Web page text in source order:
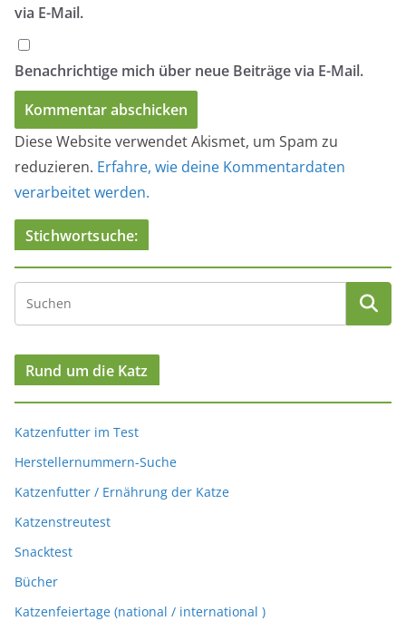
via E-Mail.
Benachrichtige mich über neue Beiträge via E-Mail.
Diese Website verwendet Akismet, um Spam zu
reduzieren. Erfahre, wie deine Kommentardaten
verarbeitet werden.
Stichwortsuche:
Rund um die Katz
Katzenfutter im Test
Herstellernummern-Suche
Katzenfutter / Ernährung der Katze
Katzenstreutest
Snacktest
Bücher
Katzenfeiertage (national / international )